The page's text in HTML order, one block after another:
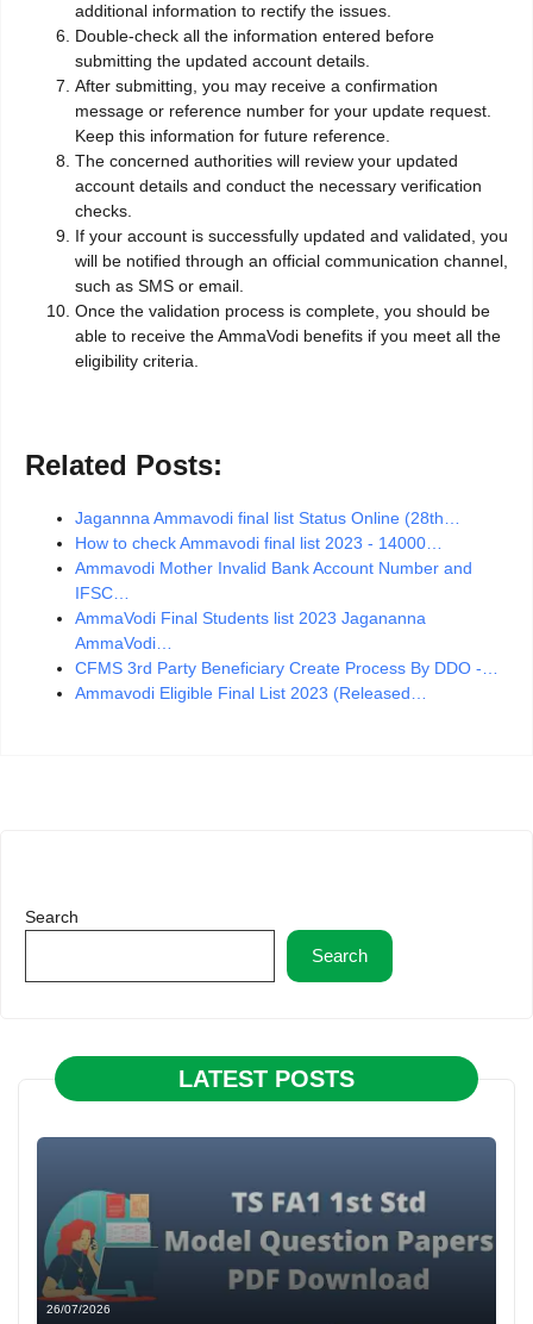
additional information to rectify the issues.
Double-check all the information entered before
submitting the updated account details.
After submitting, you may receive a confirmation
message or reference number for your update request.
Keep this information for future reference.
The concerned authorities will review your updated
account details and conduct the necessary verification
checks.
If your account is successfully updated and validated, you
will be notified through an official communication channel,
such as SMS or email.
Once the validation process is complete, you should be
able to receive the AmmaVodi benefits if you meet all the
eligibility criteria.
Related Posts:
Jagannna Ammavodi final list Status Online (28th…
How to check Ammavodi final list 2023 - 14000…
Ammavodi Mother Invalid Bank Account Number and
IFSC…
AmmaVodi Final Students list 2023 Jagananna
AmmaVodi…
CFMS 3rd Party Beneficiary Create Process By DDO -…
Ammavodi Eligible Final List 2023 (Released…
Search
Search
LATEST POSTS
26/07/2026